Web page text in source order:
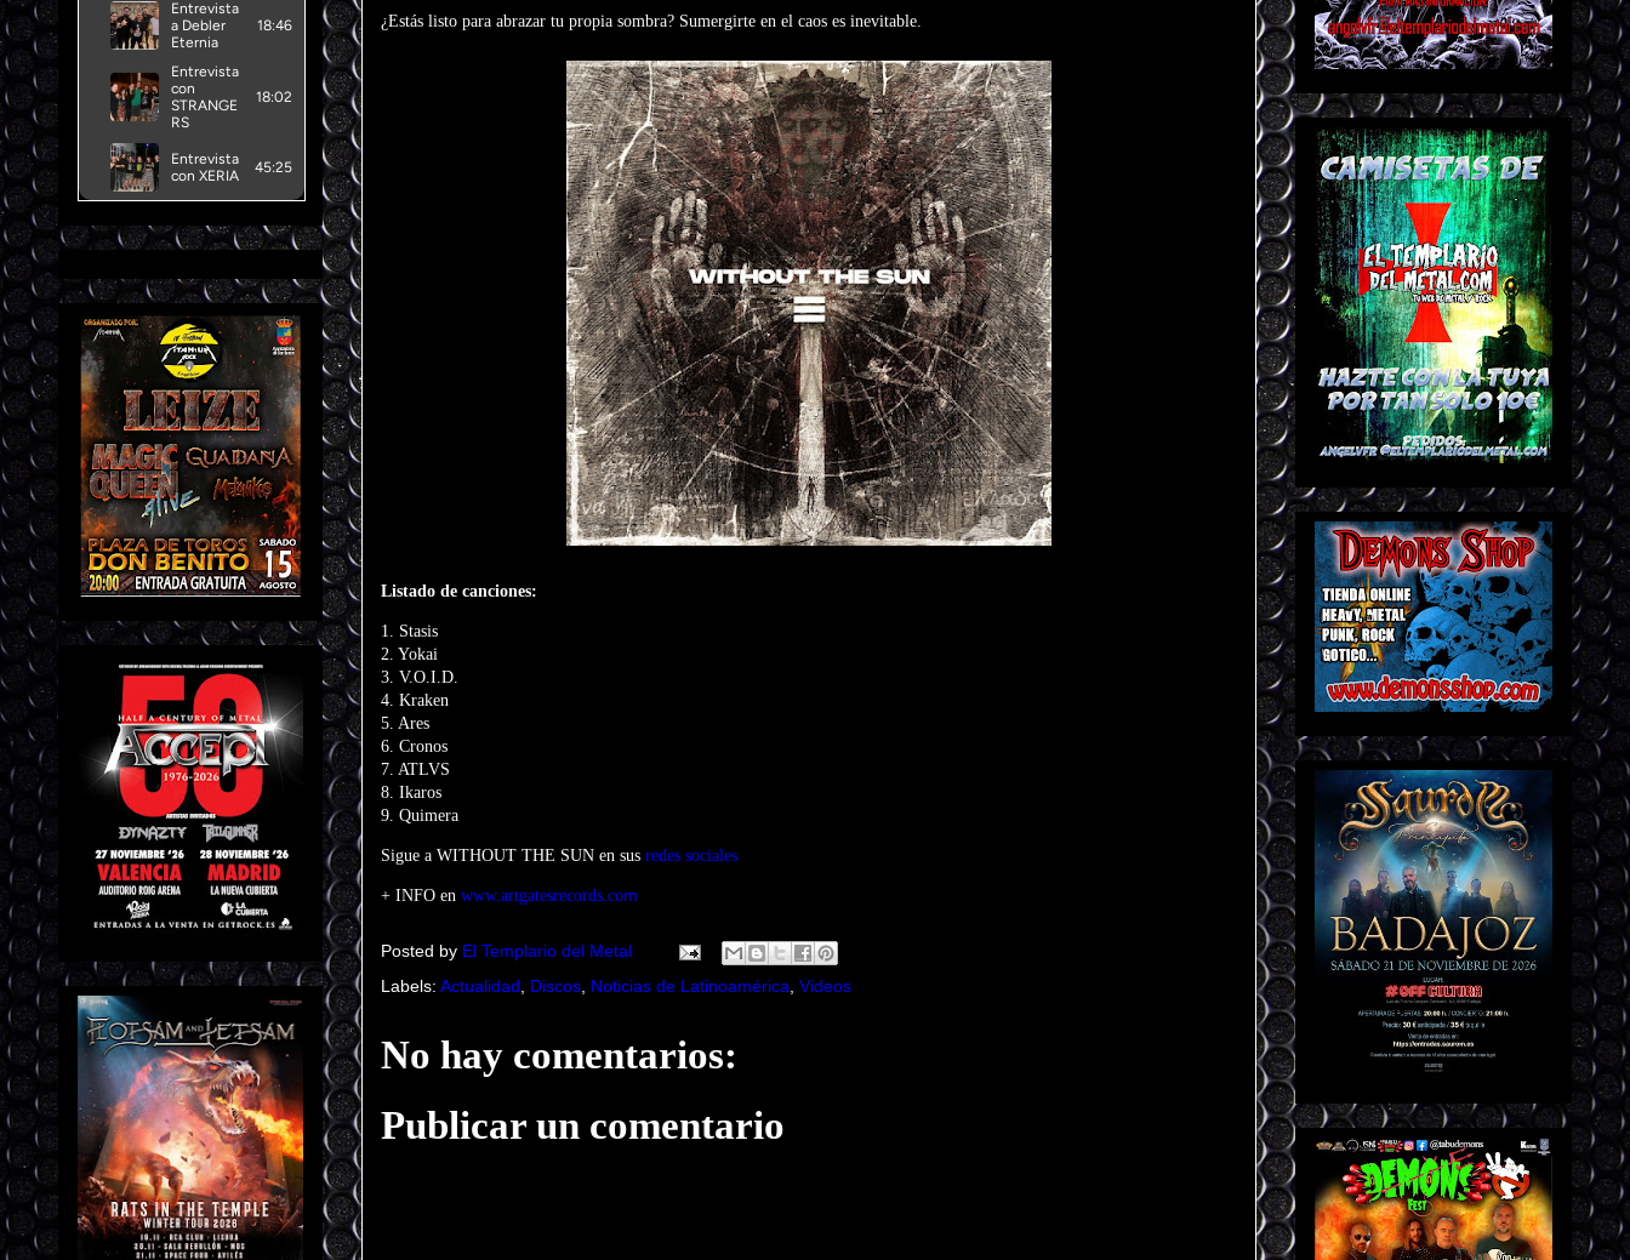
¿Estás listo para abrazar tu propia sombra? Sumergirte en el caos es inevitable.
Listado de canciones:
1. Stasis
2. Yokai
3. V.O.I.D.
4. Kraken
5. Ares
6. Cronos
7. ATLVS
8. Ikaros
9. Quimera
Sigue a WITHOUT THE SUN en sus redes sociales
+ INFO en www.artgatesrecords.com
Posted by El Templario del Metal
Labels: Actualidad Discos Noticias de Latinoamérica Videos
No hay comentarios:
Publicar un comentario